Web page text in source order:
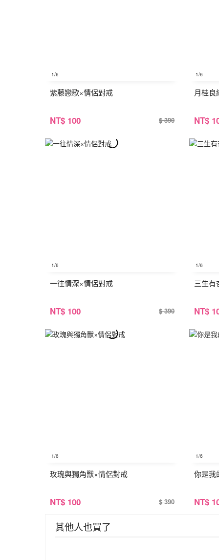
1/6
紫藤戀歌×情侶對戒
NT$ 100 $ 390
1/6
月桂良
NT$
1/6
一往情深×情侶對戒
NT$ 100 $ 390
1/6
三生有
NT$
1/6
玫瑰與獨角獸×情侶對戒
NT$ 100 $ 390
1/6
你是我
NT$
其他人也買了